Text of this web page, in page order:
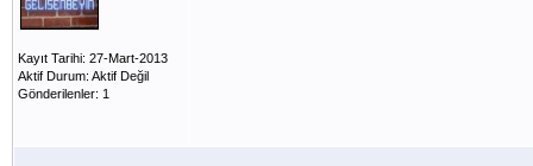
Kayıt Tarihi: 27-Mart-2013
Aktif Durum: Aktif Değil
Gönderilenler: 1